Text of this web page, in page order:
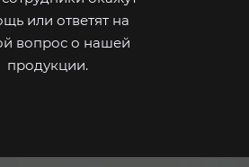
или ответят на
вопрос о нашей
продукции.